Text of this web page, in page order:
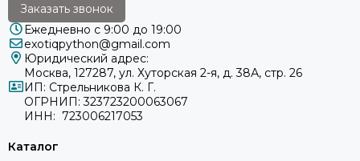
Заказать звонок
Ежедневно с 9:00 до 19:00
exotiqpython@gmail.com
Юридический адрес:
Москва, 127287, ул. Хуторская 2-я, д. 38А, стр. 26
ИП: Стрельникова К. Г.
ОГРНИП: 323723200063067
ИНН: 723006217053
Каталог